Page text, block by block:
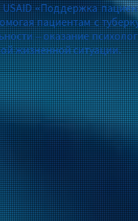
«Поддержка
пациентам с
– оказание
жизненной ситуации.